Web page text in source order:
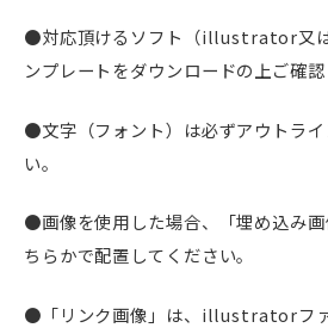
●対応頂けるソフト（illustrator又
ンプレートをダウンロードの上ご確認
●文字（フォント）は必ずアウトラ
い。
●画像を使用した場合、「埋め込み
ちらかで配置してください。
●「リンク画像」は、illustratorフ